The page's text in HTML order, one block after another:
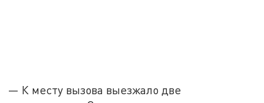
— К месту вызова выезжало две